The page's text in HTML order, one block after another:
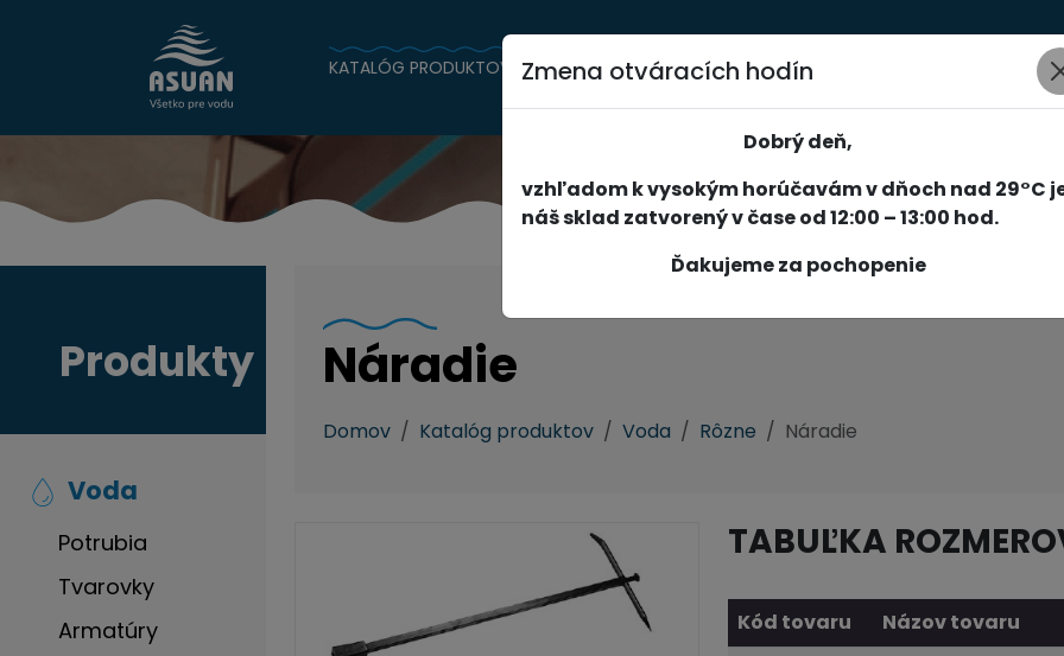
KATALÓG PRODUKTOV AKCIE NOVINKY SPOLOČNOSŤ
Produkty
Voda
Potrubia
Tvarovky
Armatúry
Náradie
Domov Katalóg produktov Voda Rôzne Náradie
TABUĽKA
Kód tovaru Názov tovaru
Zmena otváracích hodín
Dobrý deň,
vzhľadom k vysokým horúčavám v dňoch nad 29°C
náš sklad zatvorený v čase od 12:00 – 13:00 hod.
Ďakujeme za pochopenie